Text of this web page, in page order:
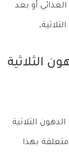
أو بعد
الثلاثية
الثلاثية
بهذا